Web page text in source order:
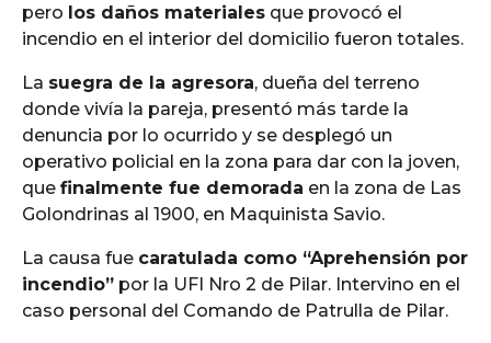
pero los daños materiales que provocó el
incendio en el interior del domicilio fueron totales.
La suegra de la agresora, dueña del terreno
donde vivía la pareja, presentó más tarde la
denuncia por lo ocurrido y se desplegó un
operativo policial en la zona para dar con la joven,
que finalmente fue demorada en la zona de Las
Golondrinas al 1900, en Maquinista Savio.
La causa fue caratulada como “Aprehensión por
incendio” por la UFI Nro 2 de Pilar. Intervino en el
caso personal del Comando de Patrulla de Pilar.